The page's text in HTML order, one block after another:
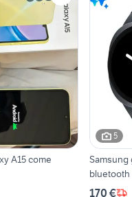
A15 come
5
Samsung
bluetooth
170 €